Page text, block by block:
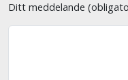
Ditt meddelande